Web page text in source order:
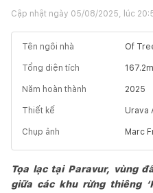
Cập nhật ngày 05/08/2025, lúc
Tên ngôi nhà Of
Tổng diện tích 167.2
Năm hoàn thành 2025
Thiết kế Urava
Chụp ảnh Marc
Tọa lạc tại Paravur, vùng
giữa các khu rừng thiêng